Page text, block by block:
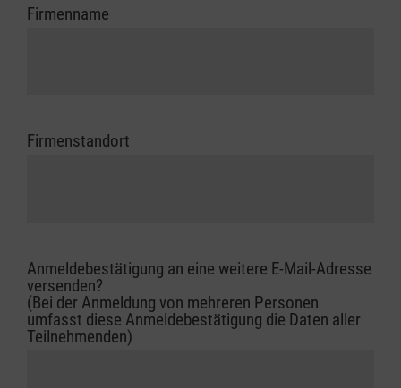
Firmenname
Firmenstandort
Anmeldebestätigung an eine weitere E-Mail-Adresse
versenden?
(Bei der Anmeldung von mehreren Personen
umfasst diese Anmeldebestätigung die Daten aller
Teilnehmenden)